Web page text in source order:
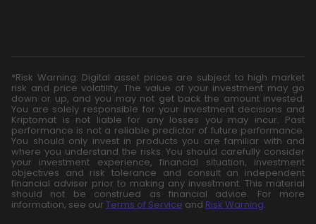
*Risk Warning: Digital asset prices are subject to high market
risk and price volatility. The value of your investment may go
down or up, and you may not get back the amount invested.
You are solely responsible for your investment decisions and
Kriptomat is not liable for any losses you may incur. Past
performance is not a reliable predictor of future performance.
You should only invest in products you are familiar with and
where you understand the risks. You should carefully consider
your investment experience, financial situation, investment
objectives and risk tolerance and consult an independent
financial adviser prior to making any investment. This material
should not be construed as financial advice. For more
information, see our Terms of Service and Risk Warning.